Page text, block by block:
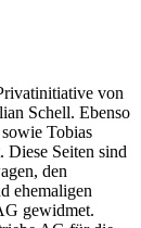
von
Schell. Ebenso
Tobias
Diese Seiten sind
den
ehemaligen
gewidmet.